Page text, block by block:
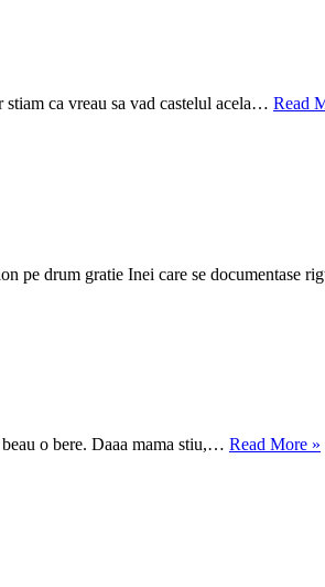
ca vreau sa vad castelul acela… Read
pe drum gratie Inei care se documentase
o bere. Daaa mama stiu,… Read More »